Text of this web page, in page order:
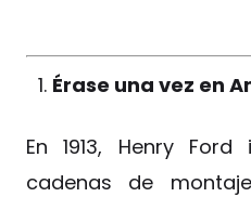
Érase una vez en
En 1913, Henry
cadenas de